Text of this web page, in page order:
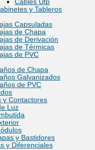
Cables Utp
y Tableros
Capsuladas
de Chapa
de Derivación
de Térmicas
de PVC
de Chapa
Galvanizados
de PVC
y Contactores
Luz
y Bastidores
y Diferenciales